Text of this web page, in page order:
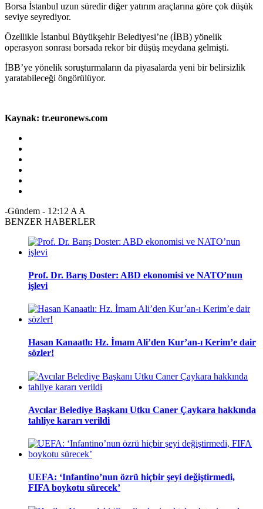
Borsa İstanbul uzun süredir diğer yatırım araçlarına göre çok düşük
seviye seyrediyor.
Özellikle İstanbul Büyükşehir Belediyesi’ne (İBB) yönelik
operasyon sonrası borsada rekor bir düşüş meydana gelmişti.
İBB’ye yönelik soruşturmaların da piyasalarda yeni bir belirsizlik
yaratabileceği öngörülüyor.
Kaynak: tr.euronews.com
-Gündem - 12:12 A A
BENZER HABERLER
Prof. Dr. Barış Doster: ABD ekonomisi ve NATO’nun
işlevi
Hasan Kanaatlı: Hz. İmam Ali’den Kur’an-ı Kerim’e dair
sözler!
Avcılar Belediye Başkanı Utku Caner Çaykara hakkında
tahliye kararı verildi
UEFA: ‘Infantino’nun özrü hiçbir şeyi değiştirmedi,
FIFA boykotu sürecek’